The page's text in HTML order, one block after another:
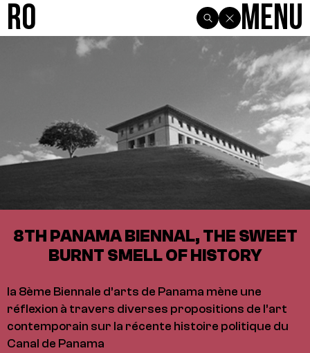
R0 Menu
8TH PANAMA BIENNAL, THE SWEET
BURNT SMELL OF HISTORY
la 8ème Biennale d’arts de Panama mène une
réflexion à travers diverses propositions de l’art
contemporain sur la récente histoire politique du
Canal de Panama